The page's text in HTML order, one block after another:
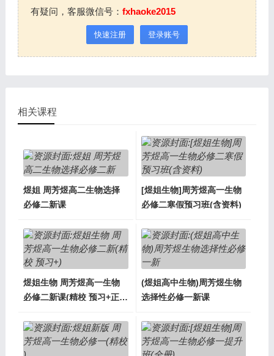
有疑问，客服微信号： fxhaoke2015
快速注册 登录账号
相关课程
煜姐 周芳煜高二生物选择
必修二新课
[煜姐生物]周芳煜高一生物
必修二寒假预习班(含资料)
煜姐生物 周芳煜高一生物
必修二新课(精校 预习+正
(煜姐高中生物)周芳煜生物
选择性必修一新课